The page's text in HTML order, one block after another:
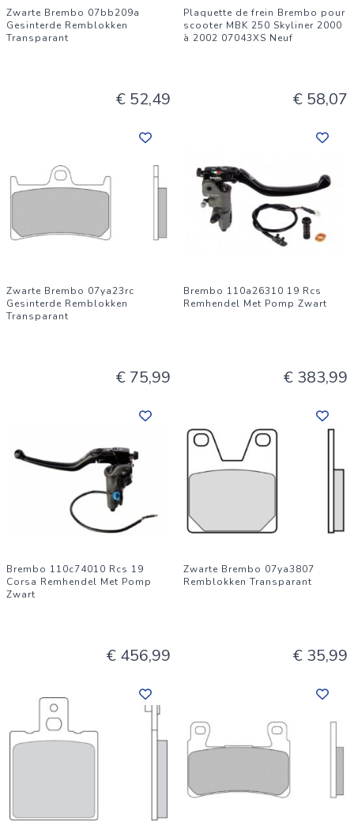
Zwarte Brembo 07bb209a
Gesinterde Remblokken
Transparant
€ 52,49
Plaquette de frein Brembo pour
scooter MBK 250 Skyliner 2000
à 2002 07043XS Neuf
€ 58,07
Zwarte Brembo 07ya23rc
Gesinterde Remblokken
Transparant
€ 75,99
Brembo 110a26310 19 Rcs
Remhendel Met Pomp Zwart
€ 383,99
Brembo 110c74010 Rcs 19
Corsa Remhendel Met Pomp
Zwart
€ 456,99
Zwarte Brembo 07ya3807
Remblokken Transparant
€ 35,99